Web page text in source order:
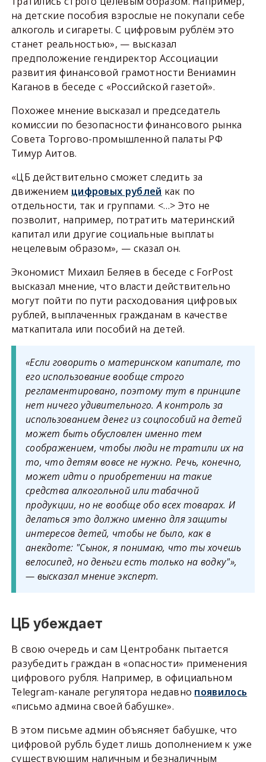
на детские пособия взрослые не покупали себе
алкоголь и сигареты. С цифровым рублём это
станет реальностью», — высказал
предположение гендиректор Ассоциации
развития финансовой грамотности Вениамин
Каганов в беседе с «Российской газетой».
Похожее мнение высказал и председатель
комиссии по безопасности финансового рынка
Совета Торгово-промышленной палаты РФ
Тимур Аитов.
«ЦБ действительно сможет следить за
движением цифровых рублей как по
отдельности, так и группами. <…> Это не
позволит, например, потратить материнский
капитал или другие социальные выплаты
нецелевым образом», — сказал он.
Экономист Михаил Беляев в беседе с ForPost
высказал мнение, что власти действительно
могут пойти по пути расходования цифровых
рублей, выплаченных гражданам в качестве
маткапитала или пособий на детей.
«Если говорить о материнском капитале, то
его использование вообще строго
регламентировано, поэтому тут в принципе
нет ничего удивительного. А контроль за
использованием денег из соцпособий на детей
может быть обусловлен именно тем
соображением, чтобы люди не тратили их на
то, что детям вовсе не нужно. Речь, конечно,
может идти о приобретении на такие
средства алкогольной или табачной
продукции, но не вообще обо всех товарах. И
делаться это должно именно для защиты
интересов детей, чтобы не было, как в
анекдоте: "Сынок, я понимаю, что ты хочешь
велосипед, но деньги есть только на водку"»,
— высказал мнение эксперт.
ЦБ убеждает
В свою очередь и сам Центробанк пытается
разубедить граждан в «опасности» применения
цифрового рубля. Например, в официальном
Telegram-канале регулятора недавно появилось
«письмо админа своей бабушке».
В этом письме админ объясняет бабушке, что
цифровой рубль будет лишь дополнением к уже
существующим наличным и безналичным